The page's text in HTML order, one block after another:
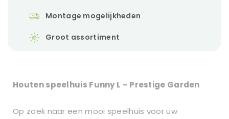
Montage mogelijkheden
Groot assortiment
Houten speelhuis Funny L – Prestige Garden
Op zoek naar een mooi speelhuis voor uw